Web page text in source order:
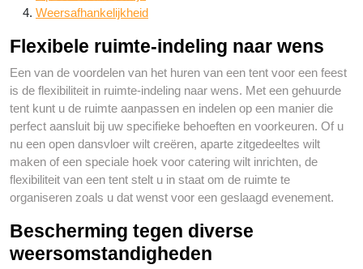
Weersafhankelijkheid
Flexibele ruimte-indeling naar wens
Een van de voordelen van het huren van een tent voor een feest
is de flexibiliteit in ruimte-indeling naar wens. Met een gehuurde
tent kunt u de ruimte aanpassen en indelen op een manier die
perfect aansluit bij uw specifieke behoeften en voorkeuren. Of u
nu een open dansvloer wilt creëren, aparte zitgedeeltes wilt
maken of een speciale hoek voor catering wilt inrichten, de
flexibiliteit van een tent stelt u in staat om de ruimte te
organiseren zoals u dat wenst voor een geslaagd evenement.
Bescherming tegen diverse
weersomstandigheden